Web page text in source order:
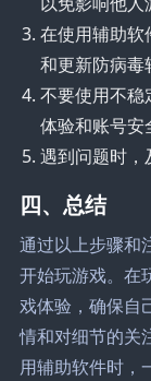
在使用辅助软
和更新防病毒
不要使用不稳
体验和账号安
遇到问题时，
四、总结
通过以上步骤和
开始玩游戏。在
戏体验，确保自
情和对细节的关
用辅助软件时，